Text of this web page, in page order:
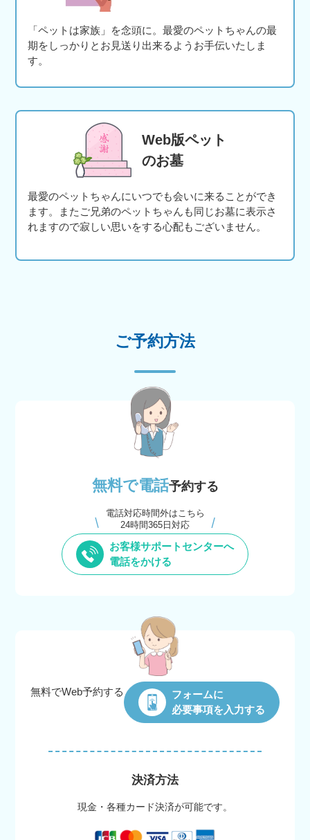
「ペットは家族」を念頭に。最愛のペットちゃんの最
期をしっかりとお見送り出来るようお手伝いたしま
す。
Web版ペット
のお墓
最愛のペットちゃんにいつでも会いに来ることができ
ます。またご兄弟のペットちゃんも同じお墓に表示さ
れますので寂しい思いをする心配もございません。
ご予約方法
無料で電話予約する
電話対応時間外はこちら
24時間365日対応
お客様サポートセンターへ
電話をかける
無料でWeb予約する
フォームに
必要事項を入力する
決済方法
現金・各種カード決済が可能です。